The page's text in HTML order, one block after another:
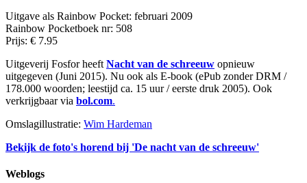
Uitgave als Rainbow Pocket: februari 2009
Rainbow Pocketboek nr: 508
Prijs: € 7.95
Uitgeverij Fosfor heeft Nacht van de schreeuw opnieuw
uitgegeven (Juni 2015). Nu ook als E-book (ePub zonder DRM /
178.000 woorden; leestijd ca. 15 uur / eerste druk 2005). Ook
verkrijgbaar via bol.com.
Omslagillustratie: Wim Hardeman
Bekijk de foto's horend bij 'De nacht van de schreeuw'
Weblogs